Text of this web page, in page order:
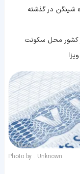
شینگن در گذشته
کشور محل سکونت
Photo by : Unknown